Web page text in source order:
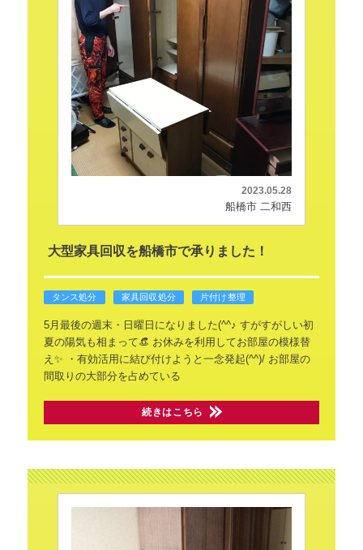
2023.05.28
船橋市 二和西
大型家具回収を船橋市で承りました！
タンス処分 家具回収処分 片付け整理
5月最後の週末・日曜日になりました(^^♪ すがすがしい初
夏の陽気も相まって👒 お休みを利用してお部屋の模様替
え✨ ・有効活用に結び付けようと一念発起(^^)/ お部屋の
間取りの大部分を占めている
続きはこちら